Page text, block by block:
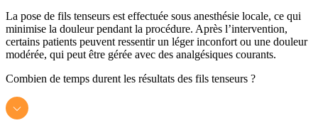
La pose de fils tenseurs est effectuée sous anesthésie locale, ce qui
minimise la douleur pendant la procédure. Après l’intervention,
certains patients peuvent ressentir un léger inconfort ou une douleur
modérée, qui peut être gérée avec des analgésiques courants.
Combien de temps durent les résultats des fils tenseurs ?